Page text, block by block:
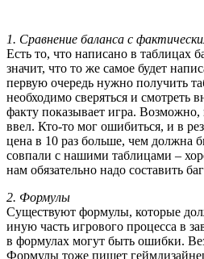
1. Сравнение баланса с
Есть то, что написано в таблицах
значит, что то же самое будет
первую очередь нужно получить
необходимо сверяться и смотреть
факту показывает игра. Возможно,
ввел. Кто-то мог ошибиться, и в
цена в 10 раз больше, чем должна
совпали с нашими таблицами –
нам обязательно надо составить
2. Формулы
Существуют формулы, которые
иную часть игрового процесса в
в формулах могут быть ошибки.
Формулы тоже пишет